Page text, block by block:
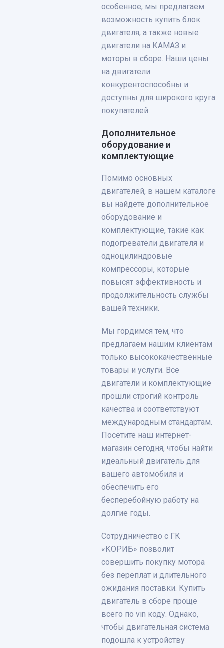
особенное, мы предлагаем
возможность купить блок
двигателя, а также новые
двигатели на КАМАЗ и
моторы в сборе. Наши цены
на двигатели
конкурентоспособны и
доступны для широкого круга
покупателей.
Дополнительное
оборудование и
комплектующие
Помимо основных
двигателей, в нашем каталоге
вы найдете дополнительное
оборудование и
комплектующие, такие как
подогреватели двигателя и
одноцилиндровые
компрессоры, которые
повысят эффективность и
продолжительность службы
вашей техники.
Мы гордимся тем, что
предлагаем нашим клиентам
только высококачественные
товары и услуги. Все
двигатели и комплектующие
прошли строгий контроль
качества и соответствуют
международным стандартам.
Посетите наш интернет-
магазин сегодня, чтобы найти
идеальный двигатель для
вашего автомобиля и
обеспечить его
бесперебойную работу на
долгие годы.
Сотрудничество с ГК
«КОРИБ» позволит
совершить покупку мотора
без переплат и длительного
ожидания поставки. Купить
двигатель в сборе проще
всего по vin коду. Однако,
чтобы двигательная система
подошла к устройству